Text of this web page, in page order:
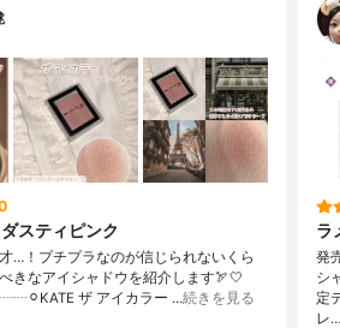
スティピンク
…！プチプラなのが信じられないくら
きなアイシャドウを紹介します🏹🤍
ザ アイカラー …続きを見る
ラ
発
シ
定
レ…